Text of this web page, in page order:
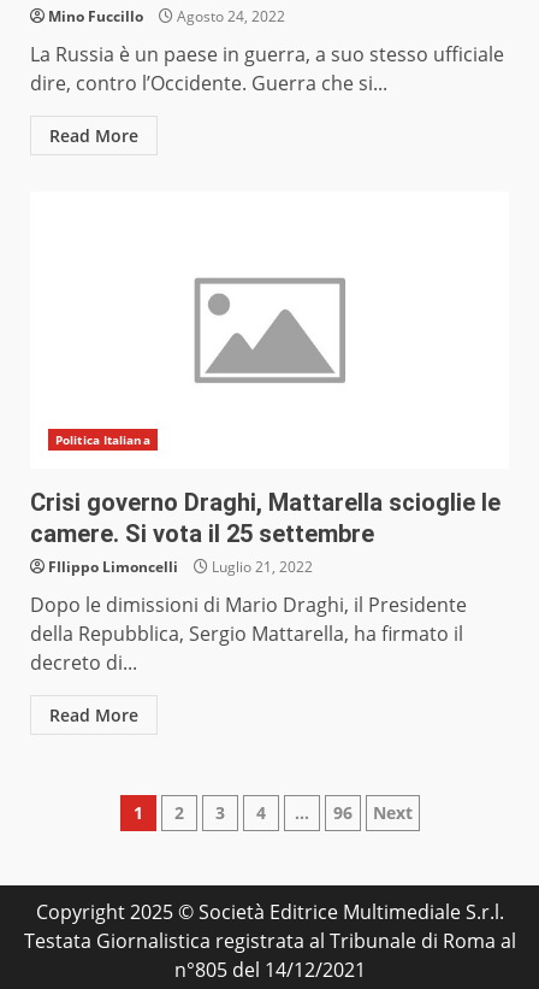
Mino Fuccillo Agosto 24, 2022
La Russia è un paese in guerra, a suo stesso ufficiale
dire, contro l’Occidente. Guerra che si...
Read More
Politica Italiana
Crisi governo Draghi, Mattarella scioglie le
camere. Si vota il 25 settembre
FIlippo Limoncelli Luglio 21, 2022
Dopo le dimissioni di Mario Draghi, il Presidente
della Repubblica, Sergio Mattarella, ha firmato il
decreto di...
Read More
Paginazione
articoli
1 2 3 4 … 96 Next
Copyright 2025 © Società Editrice Multimediale S.r.l.
Testata Giornalistica registrata al Tribunale di Roma al
n°805 del 14/12/2021